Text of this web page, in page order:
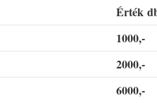
Érték
1000,-
2000,-
6000,-